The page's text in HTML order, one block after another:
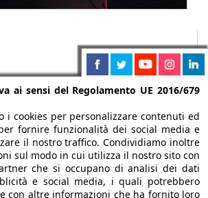
Per la tua pubblicità
Iscriviti alla
ai sensi del Regolamento UE 2016/679
i cookies per personalizzare contenuti ed
fornire funzionalità dei social media e
il nostro traffico. Condividiamo inoltre
sul modo in cui utilizza il nostro sito con
che si occupano di analisi dei dati
e social media, i quali potrebbero
con altre informazioni che ha fornito loro